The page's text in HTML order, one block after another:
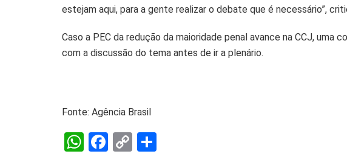
estejam aqui, para a gente realizar o debate que é necessário”,
Caso a PEC da redução da maioridade penal avance na CCJ, uma
com a discussão do tema antes de ir a plenário.
Fonte: Agência Brasil
W F
C